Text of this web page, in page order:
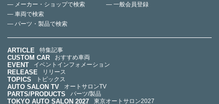
— メーカー・ショップで検索
— 車両で検索
— パーツ・製品で検索
— 一般会員登録
ARTICLE 特集記事
CUSTOM CAR おすすめ車両
EVENT イベントインフォメーション
RELEASE リリース
TOPICS トピックス
AUTO SALON TV オートサロンTV
PARTS/PRODUCTS パーツ/製品
TOKYO AUTO SALON 2027 東京オートサロン2027